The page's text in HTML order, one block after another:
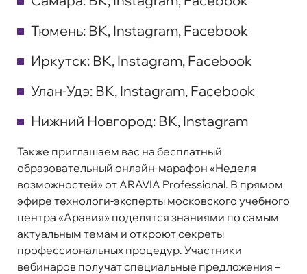
Тюмень: ВК, Instagram, Facebook
Иркутск: ВК, Instagram, Facebook
Улан-Удэ: ВК, Instagram, Facebook
Нижний Новгород: ВК, Instagram
Также приглашаем вас на бесплатный
образовательный онлайн-марафон «Неделя
возможностей»от ARAVIA Professional. В прямом
эфире технологи-эксперты московского учебного
центра «Аравия» поделятся знаниями по самым
актуальным темам и откроют секреты
профессиональных процедур. Участники
вебинаров получат специальные предложения –